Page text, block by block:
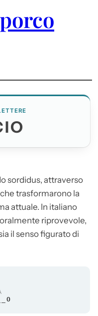
sordidus, attraverso
trasformarono la
attuale. In italiano
riprovevole,
il senso figurato di